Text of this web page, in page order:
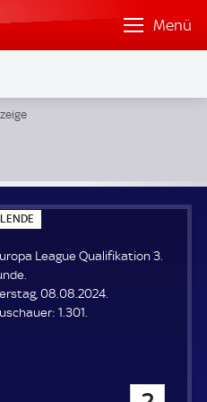
Menü
P
N
E
League Qualifikation 3.
08.08.2024.
Z1.301.